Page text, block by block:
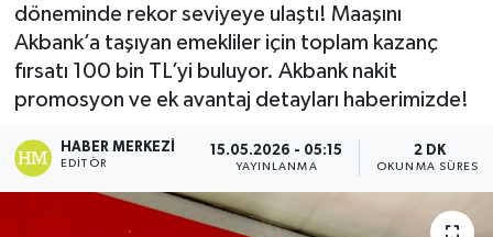
döneminde rekor seviyeye ulaştı! Maaşını
Akbank’a taşıyan emekliler için toplam kazanç
fırsatı 100 bin TL’yi buluyor. Akbank nakit
promosyon ve ek avantaj detayları haberimizde!
HABER MERKEZI
EDITÖR
15.05.2026 - 05:15
YAYINLANMA
2 DK
OKUNMA SÜRESI
ÇEVRE
DÜNYA
Dursunbey
Haber Arşivi